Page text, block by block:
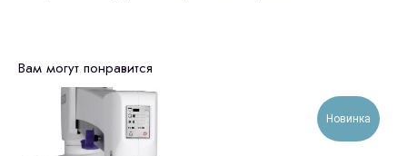
Вам могут понравится
Новинка